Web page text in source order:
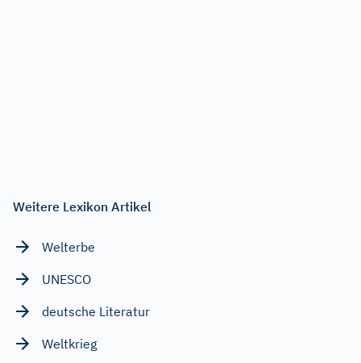
Weitere Lexikon Artikel
Welterbe
UNESCO
deutsche Literatur
Weltkrieg